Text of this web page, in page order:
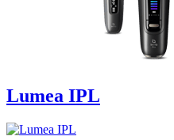
Lumea IPL​